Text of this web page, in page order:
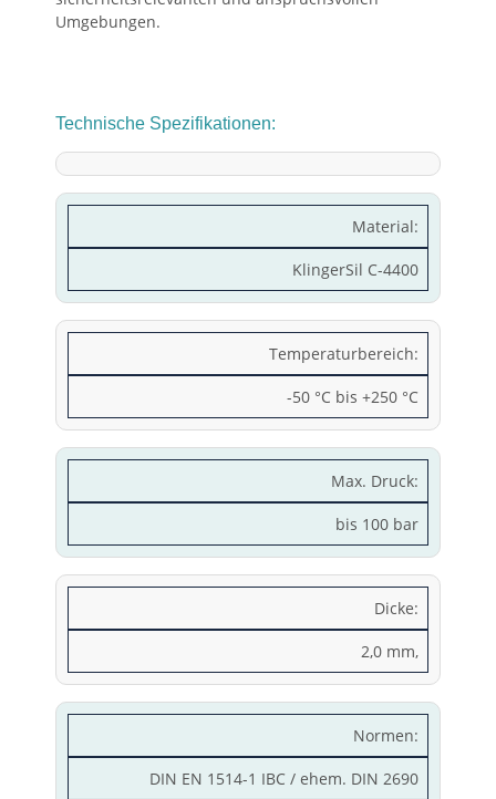
Umgebungen.
Technische Spezifikationen:
Material:
KlingerSil C-4400
Temperaturbereich:
-50 °C bis +250 °C
Max. Druck:
bis 100 bar
Dicke:
2,0 mm,
Normen:
DIN EN 1514-1 IBC / ehem. DIN 2690